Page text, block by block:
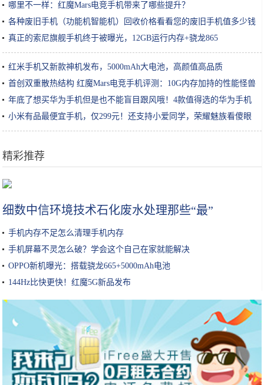
哪里不一样：红魔Mars电竞手机带来了哪些提升？
各种废旧手机（功能机智能机）回收价格看看您的废旧手机值多少钱
真正的索尼旗舰手机终于被曝光，12GB运行内存+骁龙865
红米手机又新款神机发布，5000mAh大电池，高颜值高品质
首创双重散热结构 红魔Mars电竞手机评测：10G内存加持的性能怪兽
年底了想买华为手机但是也不能盲目跟风哦！4款值得选的华为手机
小米有品最便宜手机，仅299元！还支持小爱同学，荣耀魅族看傻眼
精彩推荐
细数中信环境技术石化废水处理那些“最”
手机内存不足怎么清理手机内存
手机屏幕不灵怎么破？学会这个自己在家就能解决
OPPO新机曝光：搭载骁龙665+5000mAh电池
144Hz比快更快！红魔5G新品发布